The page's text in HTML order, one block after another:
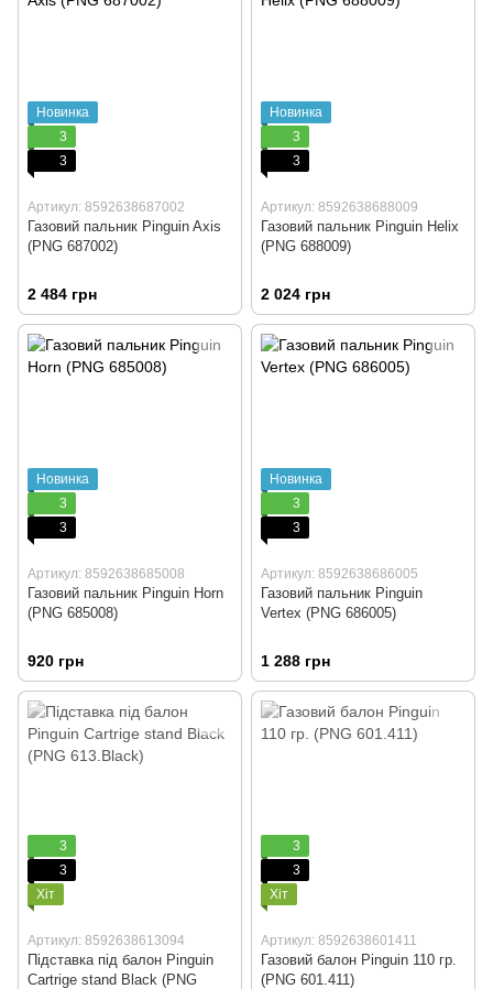
Новинка
3
3
Артикул: 8592638687002
Газовий пальник Pinguin Axis
(PNG 687002)
2 484 грн
Новинка
3
3
Артикул: 8592638688009
Газовий пальник Pinguin Helix
(PNG 688009)
2 024 грн
Новинка
3
3
Артикул: 8592638685008
Газовий пальник Pinguin Horn
(PNG 685008)
920 грн
Новинка
3
3
Артикул: 8592638686005
Газовий пальник Pinguin
Vertex (PNG 686005)
1 288 грн
3
3
Хіт
Артикул: 8592638613094
Підставка під балон Pinguin
Cartrige stand Black (PNG
3
3
Хіт
Артикул: 8592638601411
Газовий балон Pinguin 110 гр.
(PNG 601.411)